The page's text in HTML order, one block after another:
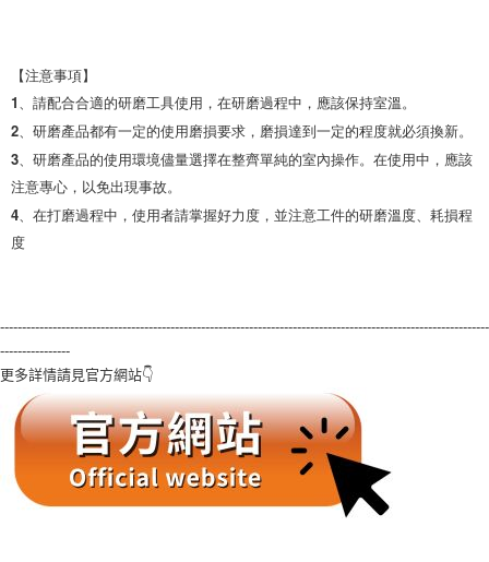
【注意事項】
1、請配合合適的研磨工具使用，在研磨過程中，應該保持室溫。
2、研磨產品都有一定的使用磨損要求，磨損達到一定的程度就必須換新。
3、研磨產品的使用環境儘量選擇在整齊單純的室內操作。在使用中，應該
注意專心，以免出現事故。
4、在打磨過程中，使用者請掌握好力度，並注意工件的研磨溫度、耗損程
度
----------------------------------------------------------------------------------------------------------------
----------------
更多詳情請見官方網站👇